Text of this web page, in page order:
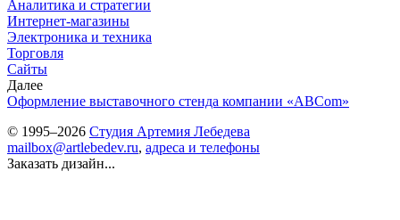
Аналитика и стратегии
Интернет-магазины
Электроника и техника
Торговля
Сайты
Далее
Оформление выставочного стенда компании «ABCom»
© 1995–2026 Студия Артемия Лебедева
mailbox@artlebedev.ru, адреса и телефоны
Заказать дизайн...